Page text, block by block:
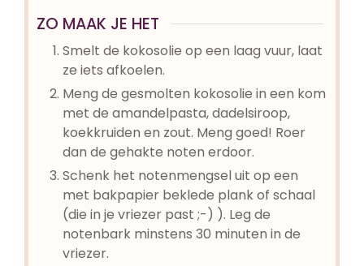
ZO MAAK JE HET
Smelt de kokosolie op een laag vuur, laat
ze iets afkoelen.
Meng de gesmolten kokosolie in een kom
met de amandelpasta, dadelsiroop,
koekkruiden en zout. Meng goed! Roer
dan de gehakte noten erdoor.
Schenk het notenmengsel uit op een
met bakpapier beklede plank of schaal
(die in je vriezer past ;-) ). Leg de
notenbark minstens 30 minuten in de
vriezer.